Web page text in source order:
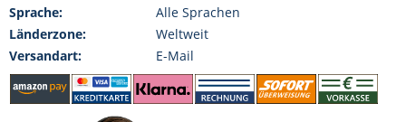
Sprache:
Alle Sprachen
Länderzone:
Weltweit
Versandart:
E-Mail